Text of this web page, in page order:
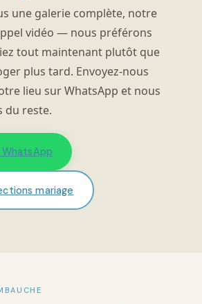
une galerie complète, notre
vidéo — nous préférons
tout maintenant plutôt que
plus tard. Envoyez-nous
lieu sur WhatsApp et nous
du reste.
mariage